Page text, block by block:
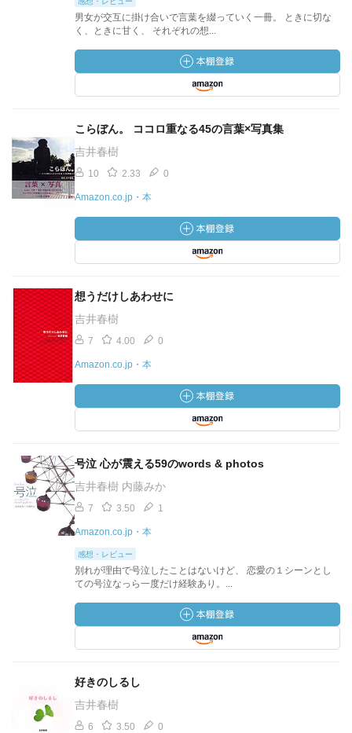
男女が交互に掛け合いで言葉を綴っていく一冊。 ときに切な
く、ときに甘く、 それぞれの想...
こらぼん。 ココロ重なる45の言葉×写真集
吉井春樹
10 2.33 0
Amazon.co.jp・本
想うだけしあわせに
吉井春樹
7 4.00 0
Amazon.co.jp・本
号泣 心が震える59のwords & photos
吉井春樹 内藤みか
7 3.50 1
Amazon.co.jp・本
感想・レビュー
別れが理由で号泣したことはないけど、 恋愛の１シーンとし
ての号泣なっら一度だけ経験あり。...
好きのしるし
吉井春樹
6 3.50 0